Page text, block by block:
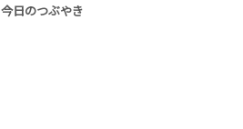
今日のつぶやき